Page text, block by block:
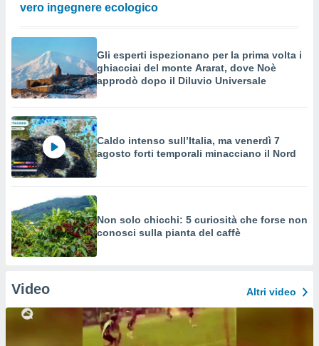
vero ingegnere ecologico
Gli esperti ispezionano per la prima volta i
ghiacciai del monte Ararat, dove Noè
approdò dopo il Diluvio Universale
Caldo intenso sull’Italia, ma venerdì 7
agosto forti temporali minacciano il Nord
Non solo chicchi: 5 curiosità che forse non
conosci sulla pianta del caffè
Video Altri video